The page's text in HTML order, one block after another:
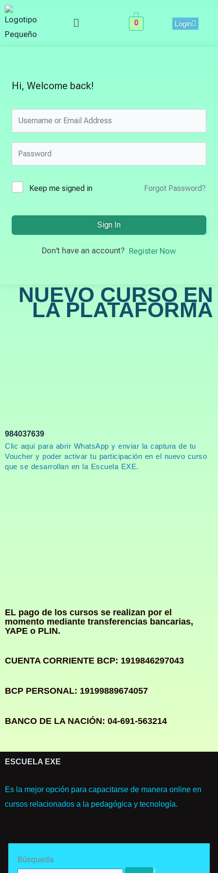
Skip
to
content
Menu 0 Login
Hi, Welcome back!
Keep me signed in Forgot Password?
Sign In
Don't have an account? Register Now
NUEVO CURSO EN
LA PLATAFORMA
984037639
Clic aquí para abrir WhatsApp y enviar la captura de tu
Voucher y poder activar tu participación en el nuevo curso
que se desarrollan en la Escuela EXE.
EL pago de los cursos se realizan por el
momento mediante transferencias bancarias,
YAPE o PLIN.
CUENTA CORRIENTE BCP: 1919846297043
BCP PERSONAL: 19199889674057
BANCO DE LA NACIÓN: 04-691-563214
ESCUELA EXE
Es la mejor opción para capacitarse de manera online en
cursos relacionados a la pedagógica y tecnología.
Búsqueda
for: